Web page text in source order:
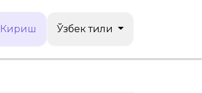
Кириш Ўзбек тили